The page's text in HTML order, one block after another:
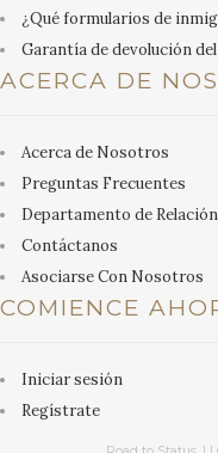
¿Qué formularios de
Garantía de devolución
ACERCA DE
Acerca de Nosotros
Preguntas Frecuentes
Departamento de
Contáctanos
Asociarse Con Nosotros
COMIENCE
Iniciar sesión
Regístrate